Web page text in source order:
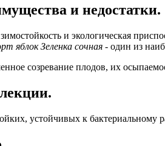
и недостатки.
и экологическая
яблок Зеленка сочная - один из
созревание плодов, их
устойчивых к бактериальному